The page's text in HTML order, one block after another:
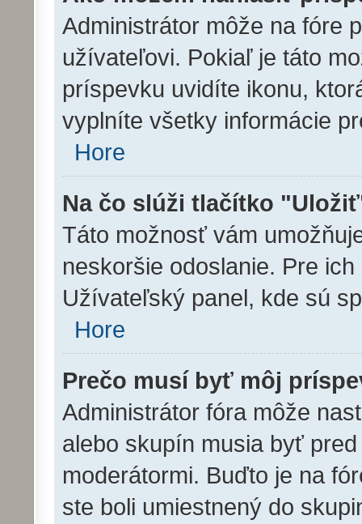
Administrátor môže na fóre
užívateľovi. Pokiaľ je táto
príspevku uvidíte ikonu,
vyplníte všetky informácie
Hore
Na čo slúži tlačítko
Táto možnosť vám
neskoršie odoslanie. Pre
Užívateľský panel, kde sú
Hore
Prečo musí byť môj
Administrátor fóra môže
alebo skupín musia byť
moderátormi. Buďto je na
ste boli umiestnený do